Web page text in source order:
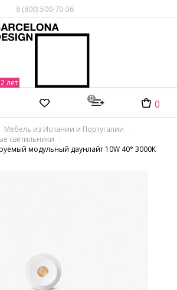
8 (800) 500-70-36
0 0
Мебель из Испании и Португалии
светильники
модульный даунлайт 10W 40° 3000K